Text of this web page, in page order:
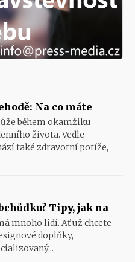
Na co máte
během okamžiku
života. Vedle
také zdravotní potíže,
Tipy, jak na
mnoho lidí. Ať už chcete
doplňky,